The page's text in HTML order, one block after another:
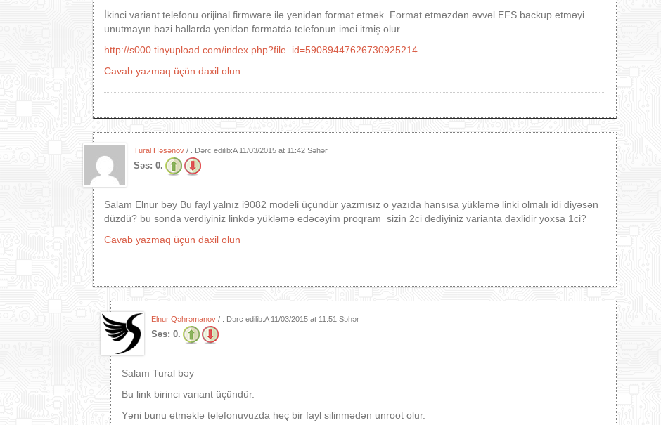
İkinci variant telefonu orijinal firmware ilə yenidən format etmək. Format etməzdən əvvəl EFS backup etməyi
unutmayın bazi hallarda yenidən formatda telefonun imei itmiş olur.
http://s000.tinyupload.com/index.php?file_id=59089447626730925214
Cavab yazmaq üçün daxil olun
Tural Həsənov / . Dərc edilib:A 11/03/2015 at 11:42 Səhər
Səs: 0.
Salam Elnur bəy Bu fayl yalnız i9082 modeli üçündür yazmısız o yazıda hansısa yükləmə linki olmalı idi diyəsən
düzdü? bu sonda verdiyiniz linkdə yükləmə edəcəyim proqram sizin 2ci dediyiniz varianta dəxlidir yoxsa 1ci?
Cavab yazmaq üçün daxil olun
Elnur Qəhrəmanov / . Dərc edilib:A 11/03/2015 at 11:51 Səhər
Səs: 0.
Salam Tural bəy
Bu link birinci variant üçündür.
Yəni bunu etməklə telefonuvuzda heç bir fayl silinmədən unroot olur.